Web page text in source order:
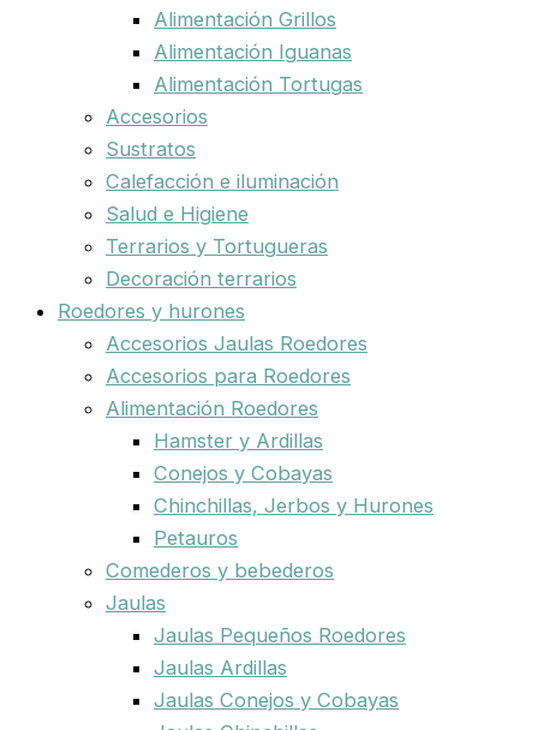
Alimentación Grillos
Alimentación Iguanas
Alimentación Tortugas
Accesorios
Sustratos
Calefacción e iluminación
Salud e Higiene
Terrarios y Tortugueras
Decoración terrarios
Roedores y hurones
Accesorios Jaulas Roedores
Accesorios para Roedores
Alimentación Roedores
Hamster y Ardillas
Conejos y Cobayas
Chinchillas, Jerbos y Hurones
Petauros
Comederos y bebederos
Jaulas
Jaulas Pequeños Roedores
Jaulas Ardillas
Jaulas Conejos y Cobayas